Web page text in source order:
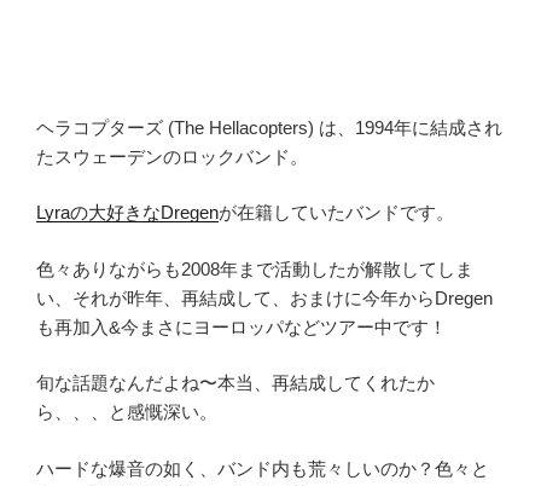
ヘラコプターズ (The Hellacopters) は、1994年に結成され
たスウェーデンのロックバンド。
Lyraの大好きなDregenが在籍していたバンドです。
色々ありながらも2008年まで活動したが解散してしま
い、それが昨年、再結成して、おまけに今年からDregen
も再加入&今まさにヨーロッパなどツアー中です！
旬な話題なんだよね〜本当、再結成してくれたか
ら、、、と感慨深い。
ハードな爆音の如く、バンド内も荒々しいのか？色々と